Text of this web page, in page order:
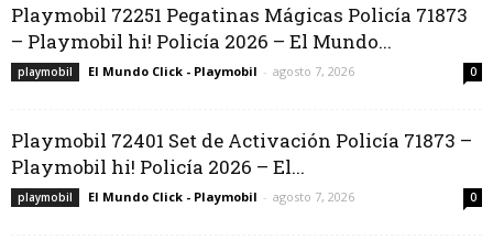
Playmobil 72251 Pegatinas Mágicas Policía 71873
– Playmobil hi! Policía 2026 – El Mundo...
playmobil El Mundo Click - Playmobil - agosto 7, 2026 0
Playmobil 72401 Set de Activación Policía 71873 –
Playmobil hi! Policía 2026 – El...
playmobil El Mundo Click - Playmobil - agosto 7, 2026 0